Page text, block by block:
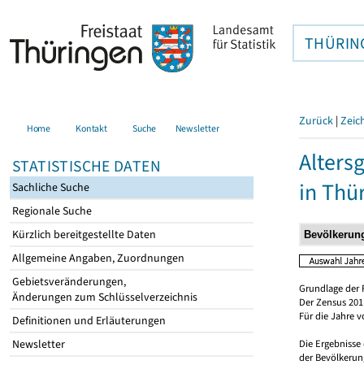
Home Kontakt Suche Newsletter
STATISTISCHE DATEN
Sachliche Suche
Regionale Suche
Kürzlich bereitgestellte Daten
Allgemeine Angaben, Zuordnungen
Gebietsveränderungen,
Änderungen zum Schlüsselverzeichnis
Definitionen und Erläuterungen
Newsletter
Zurück |
in
Grundlage der
Der Zensus
Für die Jahre
Die
der